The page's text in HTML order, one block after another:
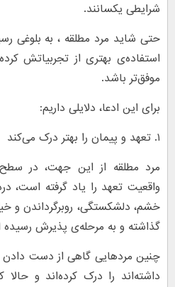
شرایطی یکسانند.
حتی شاید مرد مطلقه ، به بلوغی
استفاده‌ی بهتری از تجربیاتش
موفق‌تر باشد.
برای این ادعا، دلایلی داریم:
۱. تعهد و پیمان را بهتر درک می‌کند
مرد مطلقه از این جهت، در
واقعیت تعهد را یاد گرفته‌ است،
خشم، دلشکستگی، روبرگرداندن و
گذاشته‌ و به مرحله‌ی پذیرش
چنین مردهایی گاهی از دست دادن
داشته‌اند را درک کرده‌اند و